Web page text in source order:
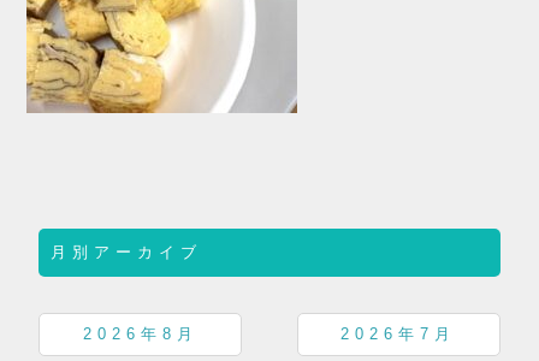
月別アーカイブ
2026年8月 2026年7月